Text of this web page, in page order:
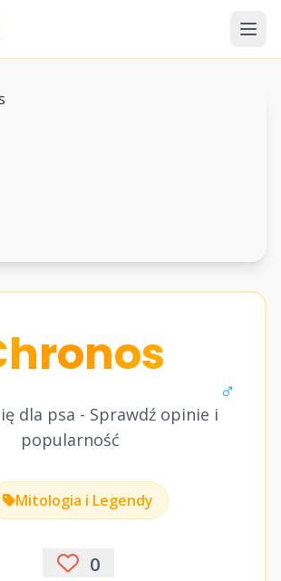
dla psa - Sprawdź opinie i
popularność
♂
Mitologia i Legendy
0